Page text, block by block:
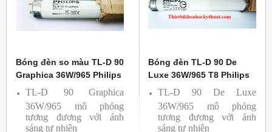
Bóng đèn so màu TL-D 90
Graphica 36W/965 Philips
TL-D 90 Graphica
36W/965 mô phỏng
tương đương với ánh
sáng tự nhiên
Bóng đèn TL-D 90 De
Luxe 36W/965 T8 Philips
TL-D 90 De Luxe
36W/965 mô phỏng
tương đương với ánh
sáng tự nhiên